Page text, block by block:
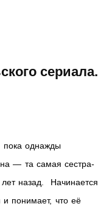
сериала.
пока однажды
— та самая сестра-
лет назад. Начинается
и понимает, что её